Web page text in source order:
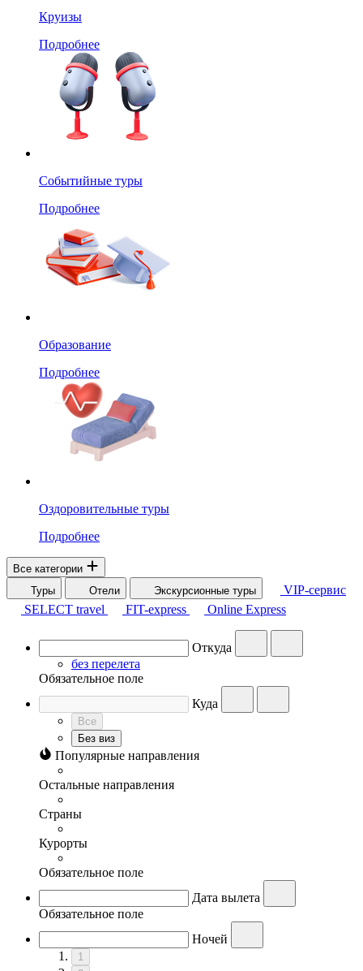
Круизы
Подробнее
Событийные туры
Подробнее
Образование
Подробнее
Оздоровительные туры
Подробнее
Все категории
Туры
Отели Экскурсионные туры
VIP-сервис
SELECT travel
FIT-express Online Express
Откуда
без перелета
Обязательное поле
Куда
Все
Без виз
Популярные направления
Остальные направления
Страны
Курорты
Обязательное поле
Дата вылета
Обязательное поле
Ночей
1